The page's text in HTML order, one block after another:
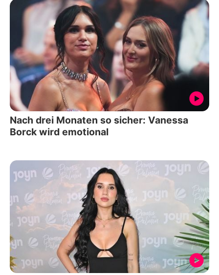
Nach drei Monaten so sicher: Vanessa
Borck wird emotional